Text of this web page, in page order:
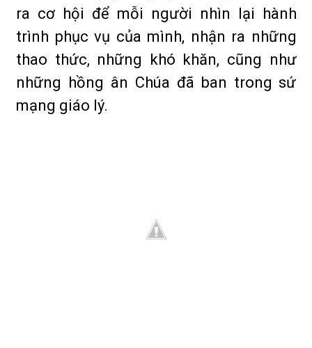
ra cơ hội để mỗi người nhìn lại hành
trình phục vụ của mình, nhận ra những
thao thức, những khó khăn, cũng như
những hồng ân Chúa đã ban trong sứ
mạng giáo lý.